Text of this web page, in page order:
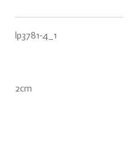
lp3781-4_1
2cm